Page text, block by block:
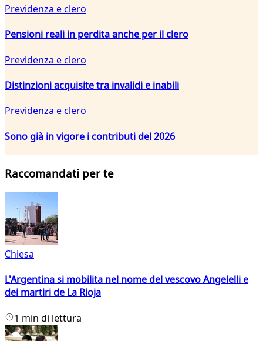
Previdenza e clero
Pensioni reali in perdita anche per il clero
Previdenza e clero
Distinzioni acquisite tra invalidi e inabili
Previdenza e clero
Sono già in vigore i contributi del 2026
Raccomandati per te
Chiesa
L'Argentina si mobilita nel nome del vescovo Angelelli e
dei martiri de La Rioja
1 min di lettura